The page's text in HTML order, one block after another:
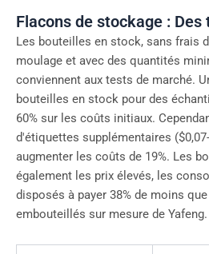
Flacons de stockage :
Les bouteilles en stock, sans frais
moulage et avec des quantités
conviennent aux tests de marché.
bouteilles en stock pour des
60% sur les coûts initiaux.
d'étiquettes supplémentaires
augmenter les coûts de 19%. Les
également les prix élevés, les
disposés à payer 38% de moins
embouteillés sur mesure de Yafeng.